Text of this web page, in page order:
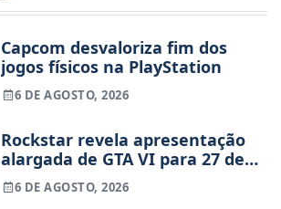
Capcom desvaloriza fim dos
jogos físicos na PlayStation
6 DE AGOSTO, 2026
Rockstar revela apresentação
alargada de GTA VI para 27 de
agosto
6 DE AGOSTO, 2026